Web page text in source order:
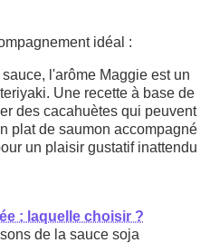
idéal :
l'arôme Maggie est un
Une recette à base de
des cacahuètes qui peuvent
plat de saumon accompagné
un plaisir gustatif inattendu
: laquelle choisir ?
de la sauce soja